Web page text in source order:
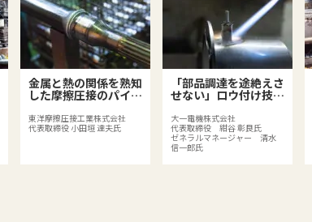
金属と熱の関係を熟知
した摩擦圧接のパイオ
東洋摩擦圧接工業株式会社
代表取締役 小田垣 達夫氏
「部品調達を途絶えさ
せない」ロウ付け技術
大一電機株式会社
代表取締役 紺谷 彰良氏
ゼネラルマネージャー 清水
信一郎氏